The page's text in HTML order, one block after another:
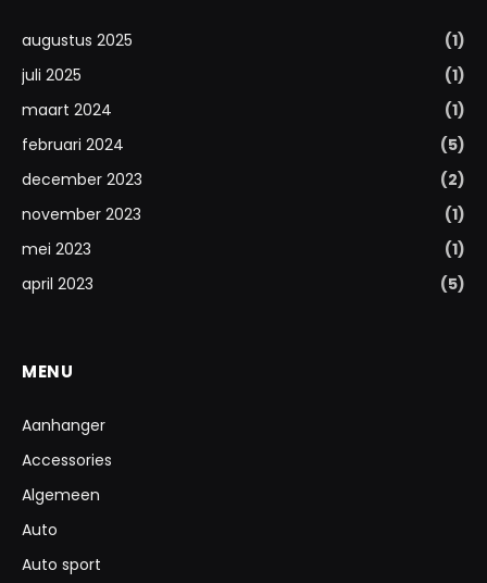
augustus 2025
(1)
juli 2025
(1)
maart 2024
(1)
februari 2024
(5)
december 2023
(2)
november 2023
(1)
mei 2023
(1)
april 2023
(5)
MENU
Aanhanger
Accessories
Algemeen
Auto
Auto sport